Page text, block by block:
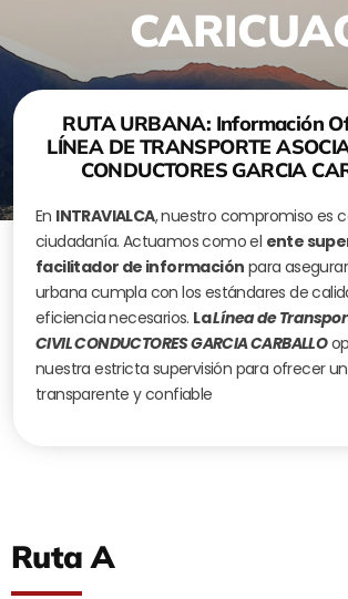
RUTA URBANA: Información
LÍNEA DE TRANSPORTE
CONDUCTORES GARCIA
En INTRAVIALCA, nuestro compromiso es
ciudadanía. Actuamos como el ente
facilitador de información para
urbana cumpla con los estándares de
eficiencia necesarios. LaLínea de
CIVIL CONDUCTORES GARCIA CARBALLO
nuestra estricta supervisión para ofrecer
transparente y confiable
Ruta A